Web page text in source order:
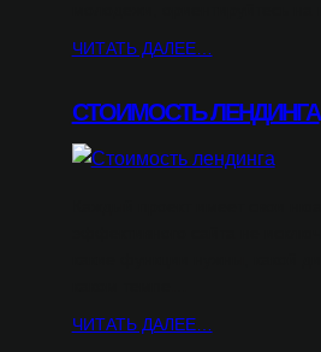
ЧИТАТЬ ДАЛЕЕ…
СТОИМОСТЬ ЛЕНДИНГА
ЧИТАТЬ ДАЛЕЕ…